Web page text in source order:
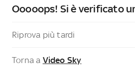
Ooooops! Si è verificato
Riprova più tardi
Torna a Video Sky